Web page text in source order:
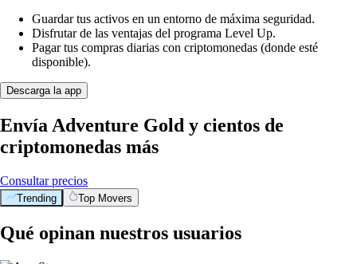
Guardar tus activos en un entorno de máxima seguridad.
Disfrutar de las ventajas del programa Level Up.
Pagar tus compras diarias con criptomonedas (donde esté
disponible).
Descarga la app
Envía Adventure Gold y cientos de
criptomonedas más
Consultar precios
Trending Top Movers
Qué opinan nuestros usuarios